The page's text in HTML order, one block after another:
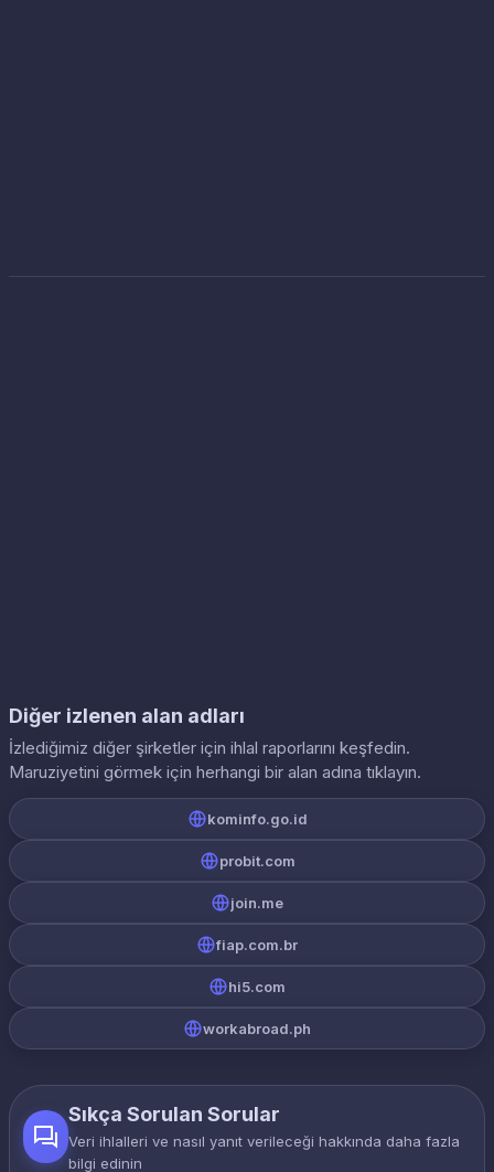
Diğer izlenen alan adları
İzlediğimiz diğer şirketler için ihlal raporlarını keşfedin.
Maruziyetini görmek için herhangi bir alan adına tıklayın.
kominfo.go.id
probit.com
join.me
fiap.com.br
hi5.com
workabroad.ph
Sıkça Sorulan Sorular
Veri ihlalleri ve nasıl yanıt verileceği hakkında daha fazla
bilgi edinin